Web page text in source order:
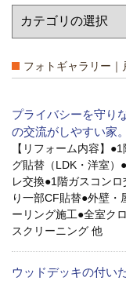
フォトギャラリー｜
プライバシーを守り
の交流がしやすい家。
【リフォーム内容】
グ貼替（LDK・洋室）
レ交換●1階ガスコン
り一部CF貼替●外壁・
ーリング施工●全室ク
スクリーニング 他
ウッドデッキの付い